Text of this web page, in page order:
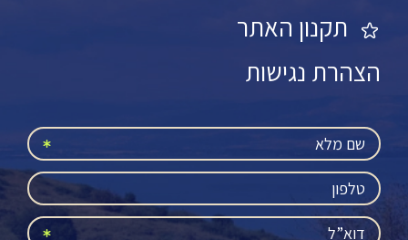
תקנון האתר
הצהרת נגישות